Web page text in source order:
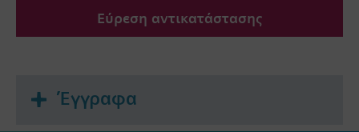
Εύρεση αντικατάστασης
Έγγραφα